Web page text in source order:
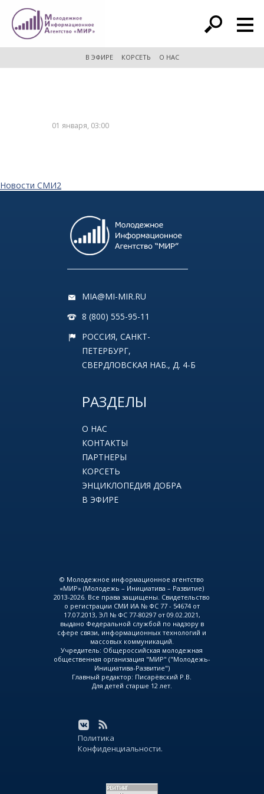
расширенный поиск
В ЭФИРЕ КОРСЕТЬ О НАС
01 января, 03:00
Новости СМИ2
MIA@MI-MIR.RU
8 (800) 555-95-11
РОССИЯ, САНКТ-
ПЕТЕРБУРГ,
СВЕРДЛОВСКАЯ НАБ., Д. 4-Б
РАЗДЕЛЫ
О НАС
КОНТАКТЫ
ПАРТНЕРЫ
КОРСЕТЬ
ЭНЦИКЛОПЕДИЯ ДОБРА
В ЭФИРЕ
© Молодежное информационное агентство
«МИР» (Молодежь – Инициатива – Развитие)
2013-2026. Все права защищены. Свидетельство
о регистрации СМИ ИА № ФС 77 - 54674 от
17.07.2013, ЭЛ № ФС 77-80297 от 09.02.2021,
выдано Федеральной службой по надзору в
сфере связи, информационных технологий и
массовых коммуникаций.
Учредитель: Общероссийская молодежная
общественная организация "МИР" ("Молодежь-
Инициатива-Развитие")
Главный редактор: Писарёвский Р.В.
Для детей старше 12 лет.
Политика
Конфиденциальности.